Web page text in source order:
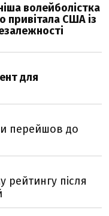
волейболістка
привітала США із
для
перейшов до
рейтингу після